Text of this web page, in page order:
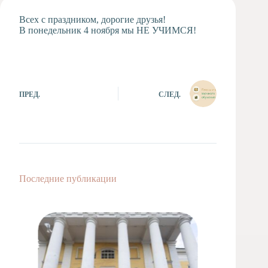
студия
Всех с праздником, дорогие друзья!
В понедельник 4 ноября мы НЕ УЧИМСЯ!
ПРЕД. СЛЕД.
Последние публикации